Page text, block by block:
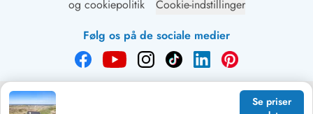
Se priser
og cookiepolitik
Cookie-indstillinger
Følg os på de sociale medier